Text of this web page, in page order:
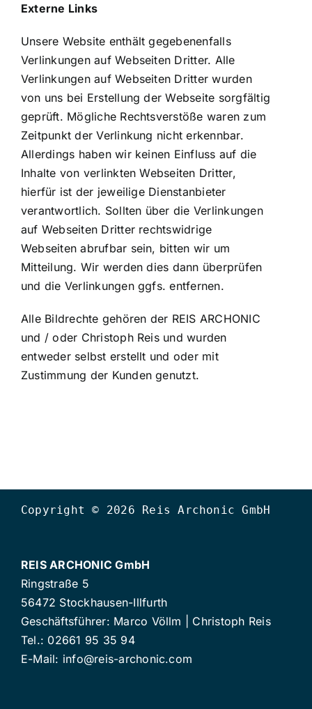
Externe Links
Unsere Website enthält gegebenenfalls
Verlinkungen auf Webseiten Dritter. Alle
Verlinkungen auf Webseiten Dritter wurden
von uns bei Erstellung der Webseite sorgfältig
geprüft. Mögliche Rechtsverstöße waren zum
Zeitpunkt der Verlinkung nicht erkennbar.
Allerdings haben wir keinen Einfluss auf die
Inhalte von verlinkten Webseiten Dritter,
hierfür ist der jeweilige Dienstanbieter
verantwortlich. Sollten über die Verlinkungen
auf Webseiten Dritter rechtswidrige
Webseiten abrufbar sein, bitten wir um
Mitteilung. Wir werden dies dann überprüfen
und die Verlinkungen ggfs. entfernen.
Alle Bildrechte gehören der REIS ARCHONIC
und / oder Christoph Reis und wurden
entweder selbst erstellt und oder mit
Zustimmung der Kunden genutzt.
Copyright © 2026 Reis Archonic GmbH
REIS ARCHONIC GmbH
Ringstraße 5
56472 Stockhausen-Illfurth
Geschäftsführer: Marco Völlm | Christoph Reis
Tel.: 02661 95 35 94
E-Mail: info@reis-archonic.com